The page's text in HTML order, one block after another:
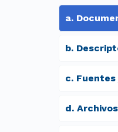
a.
b.
c.
d. archivos